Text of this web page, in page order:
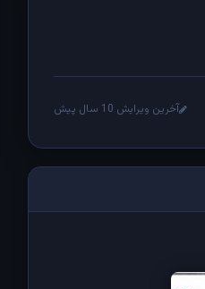
آخرین ویرایش 10 سال پیش